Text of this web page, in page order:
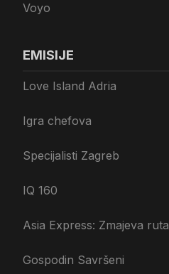
Voyo
EMISIJE
Love Island Adria
Igra chefova
Specijalisti Zagreb
IQ 160
Asia Express: Zmajeva ruta
Gospodin Savršeni